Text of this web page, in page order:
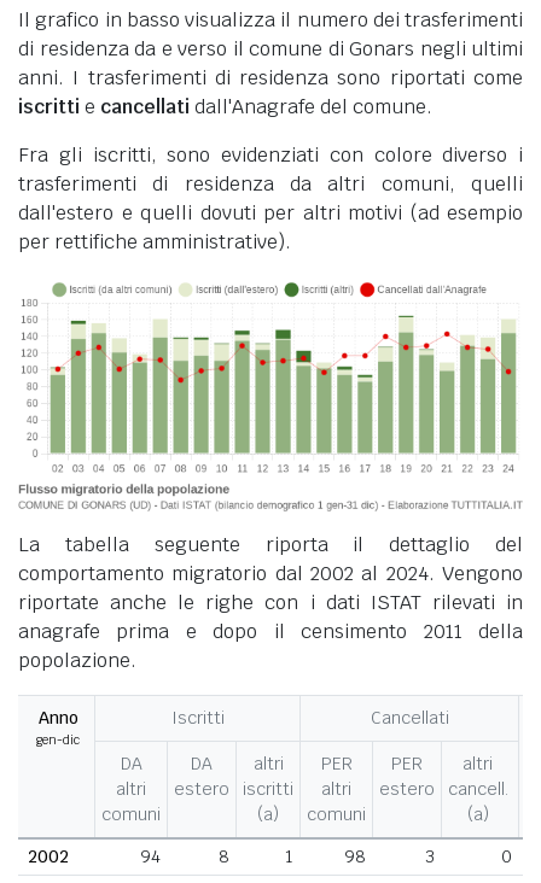
Il grafico in basso visualizza il numero dei trasferimenti
di residenza da e verso il comune di Gonars negli ultimi
anni. I trasferimenti di residenza sono riportati come
iscritti e cancellati dall'Anagrafe del comune.
Fra gli iscritti, sono evidenziati con colore diverso i
trasferimenti di residenza da altri comuni, quelli
dall'estero e quelli dovuti per altri motivi (ad esempio
per rettifiche amministrative).
La tabella seguente riporta il dettaglio del
comportamento migratorio dal 2002 al 2024. Vengono
riportate anche le righe con i dati ISTAT rilevati in
anagrafe prima e dopo il censimento 2011 della
popolazione.
Anno
gen-dic
Iscritti
Cancellati
DA
altri
comuni
DA
estero
altri
iscritti
(a)
PER
altri
comuni
PER
estero
altri
cancell.
(a)
2002
94 8 1 98 3
0